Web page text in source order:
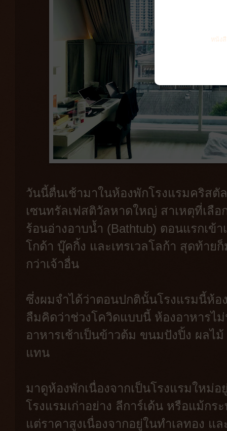
วันนี้ตื่นเช้ามาในห้องพักโรงแรมคริสตั
เซนทรัลเฟสติวัลหาดใหญ่ สาเหตุที่เลือ
ร้อนอ่างอาบน้ำ (Bathtub) ตอนแรกเข้
โกด้า บุ๊คกิ้ง และเทรเวลโลก้า สุดท้าย
กว่าเจ้าอื่น
ซึ่งผมจำได้ว่าตอนปกตินั้นโรงแรมนี้ห้
ลืมคิดว่าช่วงโควิดแบบนี้ ห้องอาหารไ
อาหารเช้าเป็นข้าวต้ม ขนมปังปิ้ง ผลไ
แทน
มาดูห้องพักเนื่องจากเป็นโรงแรมใหม่
โรงแรมเก่าอย่าง ลีการ์เด้น หรือแม้กร
แต่ราคาสูงเนื่องจากอยู่ในทำเลทอง แ
หนัง